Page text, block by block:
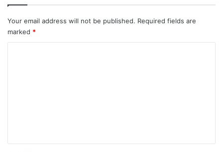
Your email address will not be published. Required fields are
marked *